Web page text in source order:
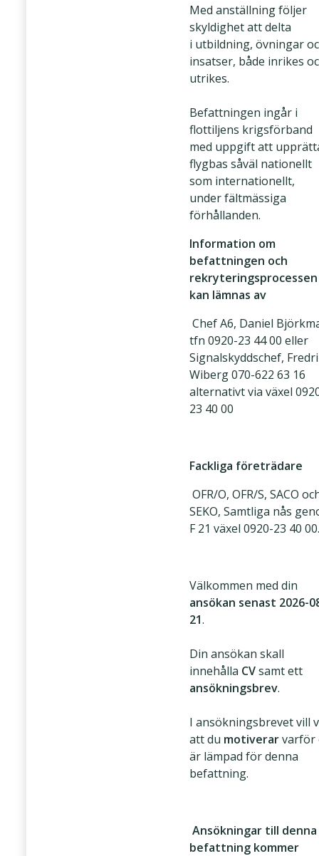
Med anställning följer
skyldighet att delta
i utbildning, övningar
insatser, både inrikes
utrikes.
Befattningen ingår i
flottiljens krigsförband
med uppgift att
flygbas såväl nationellt
som internationellt,
under fältmässiga
förhållanden.
Information om
befattningen och
rekryteringsprocessen
kan lämnas av
Chef A6, Daniel
tfn 0920-23 44 00 eller
Signalskyddschef,
Wiberg 070-622 63 16
alternativt via växel
23 40 00
Fackliga företrädare
OFR/O, OFR/S, SACO
SEKO, Samtliga nås
F 21 växel 0920-23 40 00.
Välkommen med din
ansökan senast 2026-
21.
Din ansökan skall
innehålla CVsamt ett
ansökningsbrev.
I ansökningsbrevet vill
att du motiverarvarför
är lämpad för denna
befattning.
Ansökningar till denna
befattning kommer